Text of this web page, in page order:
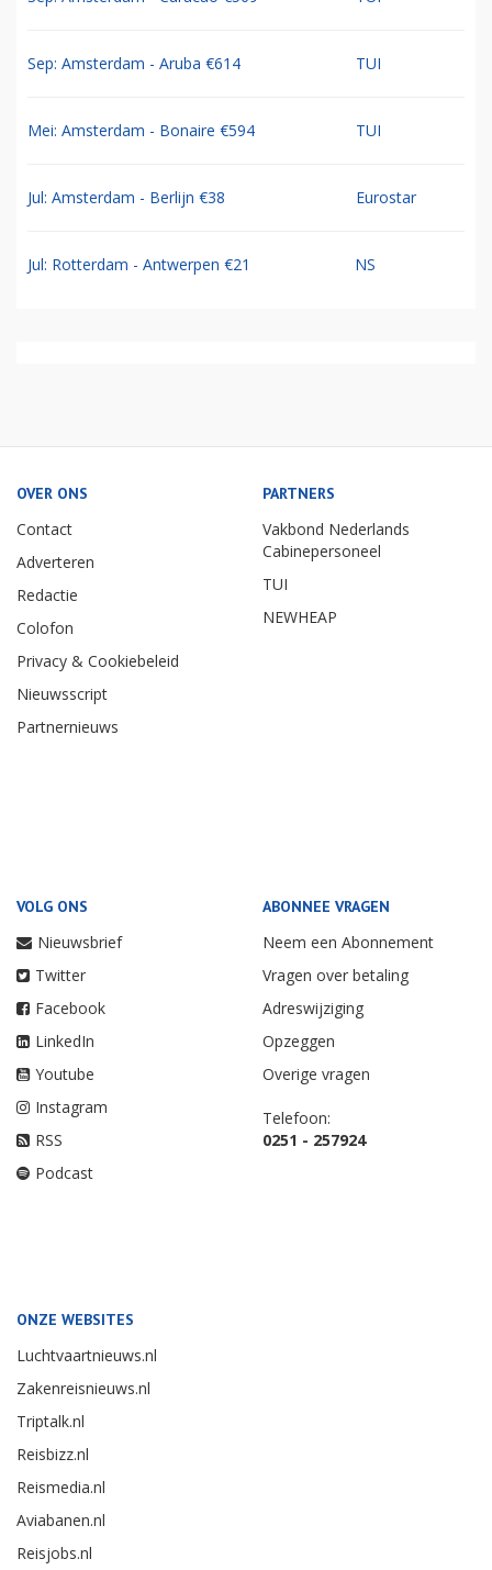
Sep: Amsterdam - Aruba €614 TUI
Mei: Amsterdam - Bonaire €594 TUI
Jul: Amsterdam - Berlijn €38 Eurostar
Jul: Rotterdam - Antwerpen €21 NS
OVER ONS
Contact
Adverteren
Redactie
Colofon
Privacy & Cookiebeleid
Nieuwsscript
Partnernieuws
PARTNERS
Vakbond Nederlands
Cabinepersoneel
TUI
NEWHEAP
VOLG ONS
Nieuwsbrief
Twitter
Facebook
LinkedIn
Youtube
Instagram
RSS
Podcast
ABONNEE VRAGEN
Neem een Abonnement
Vragen over betaling
Adreswijziging
Opzeggen
Overige vragen
Telefoon:
0251 - 257924
ONZE WEBSITES
Luchtvaartnieuws.nl
Zakenreisnieuws.nl
Triptalk.nl
Reisbizz.nl
Reismedia.nl
Aviabanen.nl
Reisjobs.nl